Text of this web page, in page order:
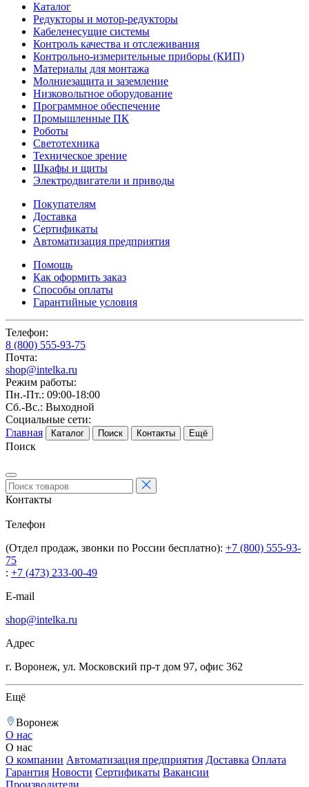
Каталог
Редукторы и мотор-редукторы
Кабеленесущие системы
Контроль качества и отслеживания
Контрольно-измерительные приборы (КИП)
Материалы для монтажа
Молниезащита и заземление
Низковольтное оборудование
Программное обеспечение
Промышленные ПК
Роботы
Светотехника
Техническое зрение
Шкафы и щиты
Электродвигатели и приводы
Покупателям
Доставка
Сертификаты
Автоматизация предприятия
Помощь
Как оформить заказ
Способы оплаты
Гарантийные условия
Телефон:
8 (800) 555-93-75
Почта:
shop@intelka.ru
Режим работы:
Пн.-Пт.: 09:00-18:00
Сб.-Вс.: Выходной
Социальные сети:
Главная
Каталог Поиск Контакты Ещё
Поиск
Контакты
Телефон
(Отдел продаж, звонки по России бесплатно): +7 (800) 555-93-
75
: +7 (473) 233-00-49
E-mail
shop@intelka.ru
Адрес
г. Воронеж, ул. Московский пр-т дом 97, офис 362
Ещё
Воронеж
О нас
О нас
О компании Автоматизация предприятия Доставка Оплата
Гарантия Новости Сертификаты Вакансии